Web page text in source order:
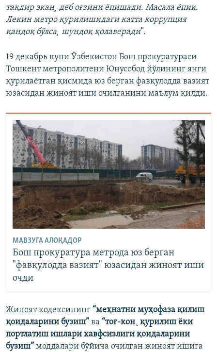
тақдир экан¸ деб оғзини ëпишади. Масала ëпиқ.
Лекин метро қурилишидаги катта коррупция
қандоқ бўлса¸ шундоқ қолаверади”.
19 декабрь куни Ўзбекистон Бош прокуратураси
Тошкент метрополитени Юнусобод йўлининг янги
қурилаётган қисмида юз берган фавқулодда вазият
юзасидан жиноят иши очилганини маълум қилди.
МАВЗУГА АЛОҚАДОР
Бош прокуратура метрода юз берган
"фавқулодда вазият" юзасидан жиноят иши
очди
Жиноят кодексининг “меҳнатни муҳофаза қилиш
қоидаларини бузиш” ва “тоғ-кон¸ қурилиш ëки
портлатиш ишлари хавфсизлиги қоидаларини
бузиш” моддалари бўйича очилган жиноят ишига